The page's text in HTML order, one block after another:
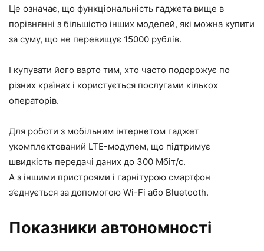
Це означає, що функціональність гаджета вище в
порівнянні з більшістю інших моделей, які можна купити
за суму, що не перевищує 15000 рублів.
І купувати його варто тим, хто часто подорожує по
різних країнах і користується послугами кількох
операторів.
Для роботи з мобільним інтернетом гаджет
укомплектований LTE-модулем, що підтримує
швидкість передачі даних до 300 Мбіт/с.
А з іншими пристроями і гарнітурою смартфон
з’єднується за допомогою Wi-Fi або Bluetooth.
Показники автономності